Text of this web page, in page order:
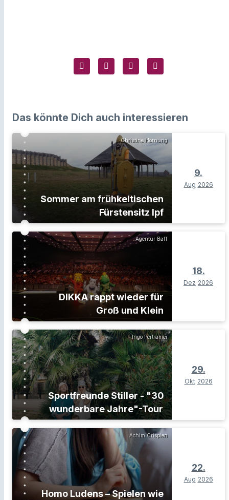
Das könnte Dich auch interessieren
Christine Hornung
Sommer am frühkeltischen
Fürstensitz Ipf
9.
Aug 2026
Agentur Baff
DIKKA rappt wieder für
Groß und Klein
18.
Dez 2026
Ingo Pertramer
Sportfreunde Stiller - "30
wunderbare Jahre"-Tour
29.
Okt 2026
Achim Crispien
Homo Ludens – Spielen wie
22.
Aug 2026